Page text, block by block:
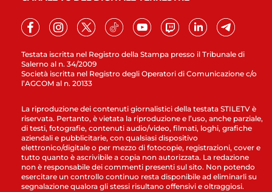
Testata iscritta nel Registro della Stampa presso il Tribunale di
Salerno al n. 34/2009
Società iscritta nel Registro degli Operatori di Comunicazione c/o
l’AGCOM al n. 20133
La riproduzione dei contenuti giornalistici della testata STILETV è
riservata. Pertanto, è vietata la riproduzione e l’uso, anche parziale,
di testi, fotografie, contenuti audio/video, filmati, loghi, grafiche
aziendali e pubblicitarie, con qualsiasi dispositivo
elettronico/digitale o per mezzo di fotocopie, registrazioni, cover e
tutto quanto è ascrivibile a copia non autorizzata. La redazione
non è responsabile dei commenti presenti sul sito. Non potendo
esercitare un controllo continuo resta disponibile ad eliminarli su
segnalazione qualora gli stessi risultano offensivi e oltraggiosi.